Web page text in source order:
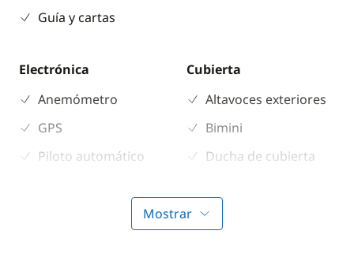
Guía y cartas
Electrónica
Anemómetro
GPS
Piloto automático
Cubierta
Altavoces exteriores
Bimini
Ducha de cubierta
Molinete eléctrico
ancla
Mostrar